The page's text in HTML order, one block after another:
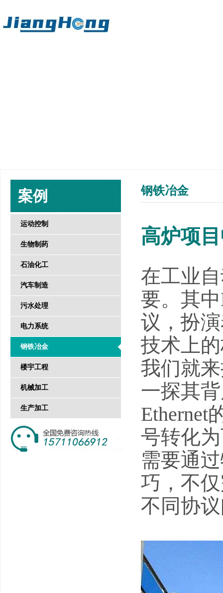
案例
运动控制
生物制药
石油化工
汽车制造
污水处理
电力系统
钢铁冶金
楼宇工程
机械加工
生产加工
钢铁冶金
高炉项
在工业
要。其
议，扮
技术上
我们就
一探其
Ethernet
号转化
需要通
巧，不
不同协